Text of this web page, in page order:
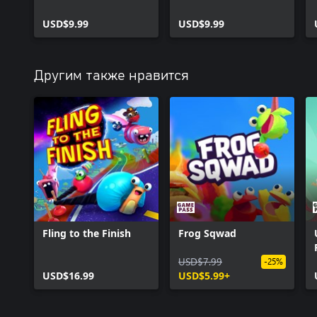
Улучшение до
Deluxe
USD$9.99
Издание Season’s
Eatingz
USD$9.99
Другим также нравится
Fling to the Finish
USD$16.99
Frog Sqwad
USD$7.99
USD$5.99+
-25%